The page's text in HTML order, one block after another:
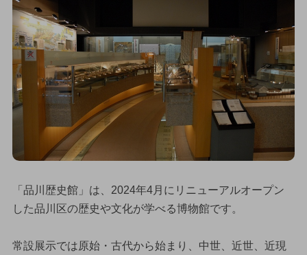
「品川歴史館」は、2024年4月にリニューアルオープン
した品川区の歴史や文化が学べる博物館です。
常設展示では原始・古代から始まり、中世、近世、近現